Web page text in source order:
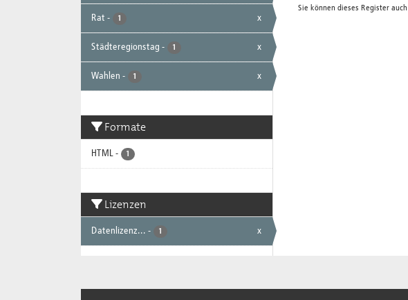
Rat - 1 x
Städteregionstag - 1 x
Wahlen - 1 x
Formate
HTML - 1
Lizenzen
Datenlizenz... - 1 x
Sie können dieses Register